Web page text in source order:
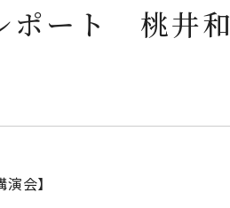
ート 桃井和
会】